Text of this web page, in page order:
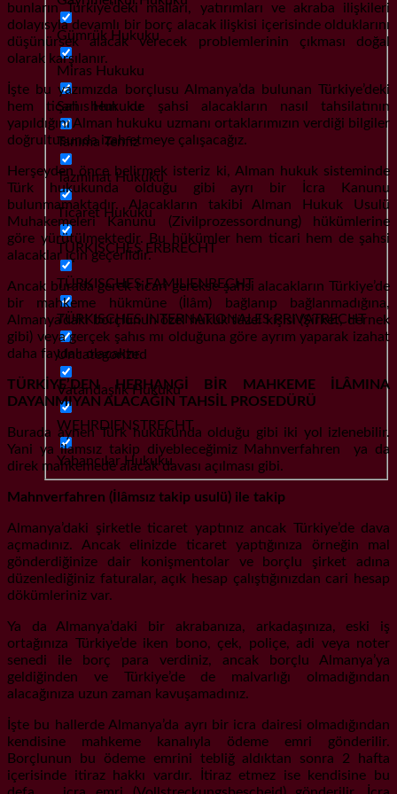
Gümrük Hukuku
Miras Hukuku
Şahıs Hukuku
Tanıma Tenfiz
Tazminat Hukuku
Ticaret Hukuku
TÜRKISCHES ERBRECHT
TÜRKISCHES FAMILIENRECHT
TÜRKISCHES INTERNATIONALES PRIVATRECHT
Uncategorized
Vatandaşlık Hukuku
WEHRDIENSTRECHT
Yabancılar Hukuku
bunların Türkiye’deki malları, yatırımları ve akraba ilişkileri
dolayısyla devamlı bir borç alacak ilişkisi içerisinde olduklarını
düşünürsek alacak verecek problemlerinin çıkması doğal
olarak karşılanır.
İşte bu yazımızda borçlusu Almanya’da bulunan Türkiye’deki
hem ticari hem de şahsi alacakların nasıl tahsilatının
yapıldığını Alman hukuku uzmanı ortaklarımızın verdiği bilgiler
doğrultusunda izah etmeye çalışacağız.
Herşeyden önce belirmek isteriz ki, Alman hukuk sisteminde
Türk hukukunda olduğu gibi ayrı bir İcra Kanunu
bulunmamaktadır. Alacakların takibi Alman Hukuk Usulü
Muhakemeleri Kanunu (Zivilprozessordnung) hükümlerine
göre yürütülmektedir. Bu hükümler hem ticari hem de şahsi
alacaklar için geçerlidir.
Ancak burada gerek ticari gerekse şahsi alacakların Türkiye’de
bir mahkeme hükmüne (İlâm) bağlanıp bağlanmadığına,
Almanya’daki borçlunun özel hukuk tüzel kişisi (Şirket, dernek
gibi) veya gerçek şahıs mı olduğuna göre ayrım yaparak izahat
daha faydalı olacaktır.
TÜRKİYE’DEN HERHANGİ BİR MAHKEME İLÂMINA
DAYANMIYAN ALACAĞIN TAHSİL PROSEDÜRÜ
Burada aynen Türk hukukunda olduğu gibi iki yol izlenebilir.
Yani ya ilamsız takip diyebleceğimiz Mahnverfahren ya da
direk mahkemede alacak davası açılması gibi.
Mahnverfahren (İlâmsız takip usulü) ile takip
Almanya’daki şirketle ticaret yaptınız ancak Türkiye’de dava
açmadınız. Ancak elinizde ticaret yaptığınıza örneğin mal
gönderdiğinize dair konişmentolar ve borçlu şirket adına
düzenlediğiniz faturalar, açık hesap çalıştığınızdan cari hesap
dökümleriniz var.
Ya da Almanya’daki bir akrabanıza, arkadaşınıza, eski iş
ortağınıza Türkiye’de iken bono, çek, poliçe, adi veya noter
senedi ile borç para verdiniz, ancak borçlu Almanya’ya
geldiğinden ve Türkiye’de de malvarlığı olmadığından
alacağınıza uzun zaman kavuşamadınız.
İşte bu hallerde Almanya’da ayrı bir icra dairesi olmadığından
kendisine mahkeme kanalıyla ödeme emri gönderilir.
Borçlunun bu ödeme emrini tebliğ aldıktan sonra 2 hafta
içerisinde itiraz hakkı vardır. İtiraz etmez ise kendisine bu